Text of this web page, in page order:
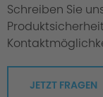
Schreiben Sie
JETZT FRAGEN